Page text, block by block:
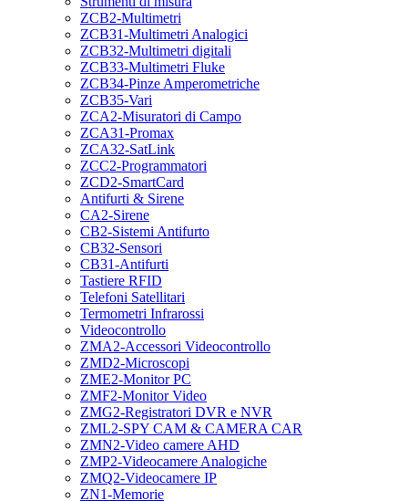
ZCB2-Multimetri
ZCB31-Multimetri Analogici
ZCB32-Multimetri digitali
ZCB33-Multimetri Fluke
ZCB34-Pinze Amperometriche
ZCB35-Vari
ZCA2-Misuratori di Campo
ZCA31-Promax
ZCA32-SatLink
ZCC2-Programmatori
ZCD2-SmartCard
Antifurti & Sirene
CA2-Sirene
CB2-Sistemi Antifurto
CB32-Sensori
CB31-Antifurti
Tastiere RFID
Telefoni Satellitari
Termometri Infrarossi
Videocontrollo
ZMA2-Accessori Videocontrollo
ZMD2-Microscopi
ZME2-Monitor PC
ZMF2-Monitor Video
ZMG2-Registratori DVR e NVR
ZML2-SPY CAM & CAMERA CAR
ZMN2-Video camere AHD
ZMP2-Videocamere Analogiche
ZMQ2-Videocamere IP
ZN1-Memorie